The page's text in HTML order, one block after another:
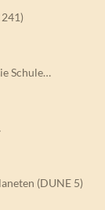
Schule…
(DUNE 5)